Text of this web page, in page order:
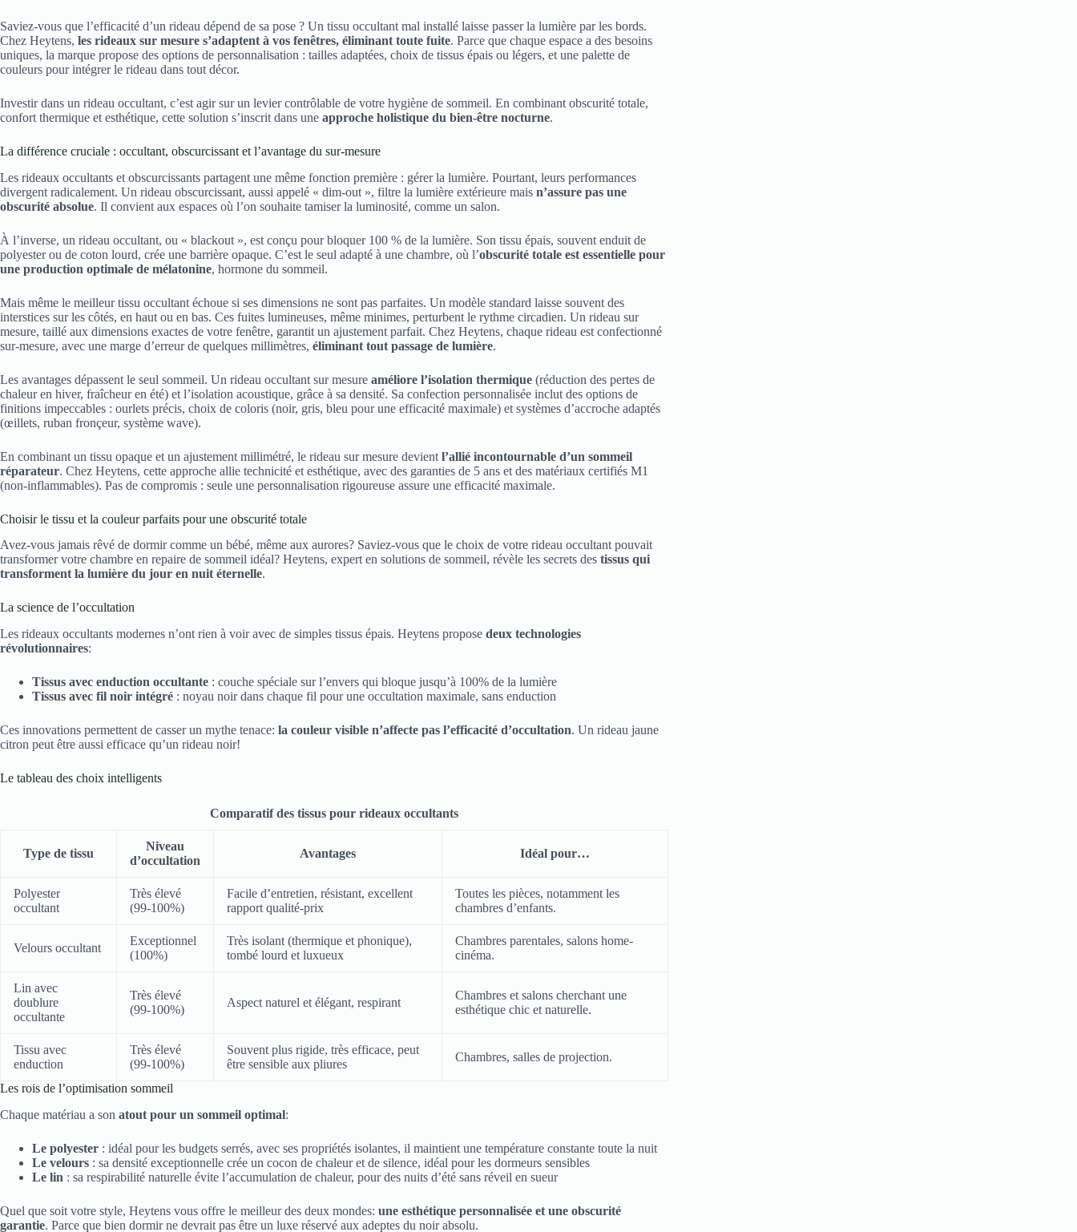
Saviez-vous que l’efficacité d’un rideau dépend de sa pose ? Un tissu occultant mal installé laisse passer la lumière par les bords.
Chez Heytens, les rideaux sur mesure s’adaptent à vos fenêtres, éliminant toute fuite. Parce que chaque espace a des besoins
uniques, la marque propose des options de personnalisation : tailles adaptées, choix de tissus épais ou légers, et une palette de
couleurs pour intégrer le rideau dans tout décor.
Investir dans un rideau occultant, c’est agir sur un levier contrôlable de votre hygiène de sommeil. En combinant obscurité totale,
confort thermique et esthétique, cette solution s’inscrit dans une approche holistique du bien-être nocturne.
La différence cruciale : occultant, obscurcissant et l’avantage du sur-mesure
Les rideaux occultants et obscurcissants partagent une même fonction première : gérer la lumière. Pourtant, leurs performances
divergent radicalement. Un rideau obscurcissant, aussi appelé « dim-out », filtre la lumière extérieure mais n’assure pas une
obscurité absolue. Il convient aux espaces où l’on souhaite tamiser la luminosité, comme un salon.
À l’inverse, un rideau occultant, ou « blackout », est conçu pour bloquer 100 % de la lumière. Son tissu épais, souvent enduit de
polyester ou de coton lourd, crée une barrière opaque. C’est le seul adapté à une chambre, où l’obscurité totale est essentielle pour
une production optimale de mélatonine, hormone du sommeil.
Mais même le meilleur tissu occultant échoue si ses dimensions ne sont pas parfaites. Un modèle standard laisse souvent des
interstices sur les côtés, en haut ou en bas. Ces fuites lumineuses, même minimes, perturbent le rythme circadien. Un rideau sur
mesure, taillé aux dimensions exactes de votre fenêtre, garantit un ajustement parfait. Chez Heytens, chaque rideau est confectionné
sur-mesure, avec une marge d’erreur de quelques millimètres, éliminant tout passage de lumière.
Les avantages dépassent le seul sommeil. Un rideau occultant sur mesure améliore l’isolation thermique (réduction des pertes de
chaleur en hiver, fraîcheur en été) et l’isolation acoustique, grâce à sa densité. Sa confection personnalisée inclut des options de
finitions impeccables : ourlets précis, choix de coloris (noir, gris, bleu pour une efficacité maximale) et systèmes d’accroche adaptés
(œillets, ruban fronçeur, système wave).
En combinant un tissu opaque et un ajustement millimétré, le rideau sur mesure devient l’allié incontournable d’un sommeil
réparateur. Chez Heytens, cette approche allie technicité et esthétique, avec des garanties de 5 ans et des matériaux certifiés M1
(non-inflammables). Pas de compromis : seule une personnalisation rigoureuse assure une efficacité maximale.
Choisir le tissu et la couleur parfaits pour une obscurité totale
Avez-vous jamais rêvé de dormir comme un bébé, même aux aurores? Saviez-vous que le choix de votre rideau occultant pouvait
transformer votre chambre en repaire de sommeil idéal? Heytens, expert en solutions de sommeil, révèle les secrets des tissus qui
transforment la lumière du jour en nuit éternelle.
La science de l’occultation
Les rideaux occultants modernes n’ont rien à voir avec de simples tissus épais. Heytens propose deux technologies
révolutionnaires:
Tissus avec enduction occultante : couche spéciale sur l’envers qui bloque jusqu’à 100% de la lumière
Tissus avec fil noir intégré : noyau noir dans chaque fil pour une occultation maximale, sans enduction
Ces innovations permettent de casser un mythe tenace: la couleur visible n’affecte pas l’efficacité d’occultation. Un rideau jaune
citron peut être aussi efficace qu’un rideau noir!
Le tableau des choix intelligents
Comparatif des tissus pour rideaux occultants
Type de tissu
Niveau
d’occultation
Avantages Idéal pour…
Polyester
occultant
Très élevé
(99-100%)
Facile d’entretien, résistant, excellent
rapport qualité-prix
Toutes les pièces, notamment les
chambres d’enfants.
Velours occultant
Exceptionnel
(100%)
Très isolant (thermique et phonique),
tombé lourd et luxueux
Chambres parentales, salons home-
cinéma.
Lin avec
doublure
occultante
Très élevé
(99-100%)
Aspect naturel et élégant, respirant
Chambres et salons cherchant une
esthétique chic et naturelle.
Tissu avec
enduction
Très élevé
(99-100%)
Souvent plus rigide, très efficace, peut
être sensible aux pliures
Chambres, salles de projection.
Les rois de l’optimisation sommeil
Chaque matériau a son atout pour un sommeil optimal:
Le polyester : idéal pour les budgets serrés, avec ses propriétés isolantes, il maintient une température constante toute la nuit
Le velours : sa densité exceptionnelle crée un cocon de chaleur et de silence, idéal pour les dormeurs sensibles
Le lin : sa respirabilité naturelle évite l’accumulation de chaleur, pour des nuits d’été sans réveil en sueur
Quel que soit votre style, Heytens vous offre le meilleur des deux mondes: une esthétique personnalisée et une obscurité
garantie. Parce que bien dormir ne devrait pas être un luxe réservé aux adeptes du noir absolu.